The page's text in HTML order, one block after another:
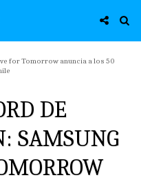
for Tomorrow anuncia a los 50
DE
SAMSUNG